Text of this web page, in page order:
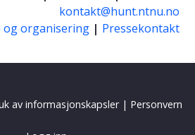
kontakt@hunt.ntnu.no
og organisering | Pressekontakt
av informasjonskapsler| Personvern